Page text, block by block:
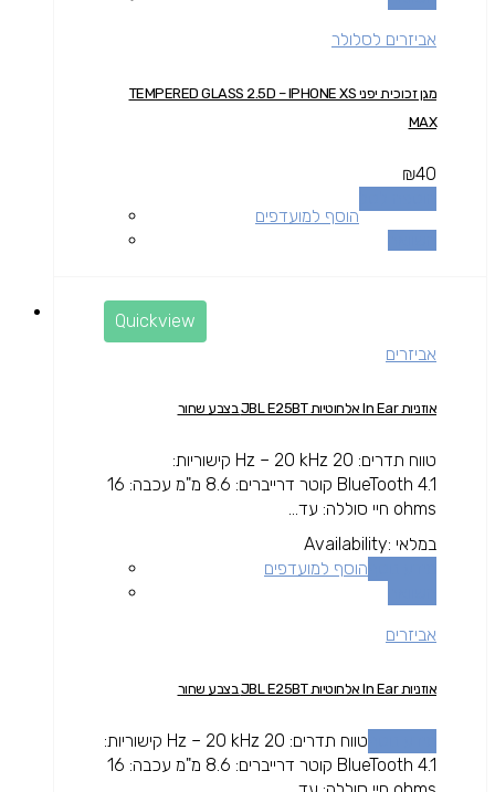
אביזרים לסלולר
מגן זכוכית יפני TEMPERED GLASS 2.5D – IPHONE XS
MAX
₪40
הוסף למועדפים
Quickview
אביזרים
אוזניות In Ear אלחוטיות JBL E25BT בצבע שחור
טווח תדרים: 20 Hz – 20 kHz קישוריות:
BlueTooth 4.1 קוטר דרייברים: 8.6 מ"מ עכבה: 16
ohms חיי סוללה: עד...
Availability: במלאי
הוסף למועדפים
אביזרים
אוזניות In Ear אלחוטיות JBL E25BT בצבע שחור
טווח תדרים: 20 Hz – 20 kHz קישוריות:
BlueTooth 4.1 קוטר דרייברים: 8.6 מ"מ עכבה: 16